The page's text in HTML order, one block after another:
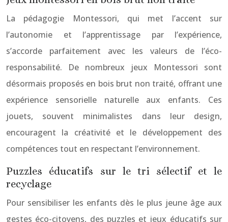
La pédagogie Montessori, qui met l’accent sur
l’autonomie et l’apprentissage par l’expérience,
s’accorde parfaitement avec les valeurs de l’éco-
responsabilité. De nombreux jeux Montessori sont
désormais proposés en bois brut non traité, offrant une
expérience sensorielle naturelle aux enfants. Ces
jouets, souvent minimalistes dans leur design,
encouragent la créativité et le développement des
compétences tout en respectant l’environnement.
Puzzles éducatifs sur le tri sélectif et le
recyclage
Pour sensibiliser les enfants dès le plus jeune âge aux
gestes éco-citoyens, des puzzles et jeux éducatifs sur